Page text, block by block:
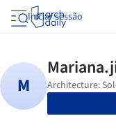
Iniciar sessão